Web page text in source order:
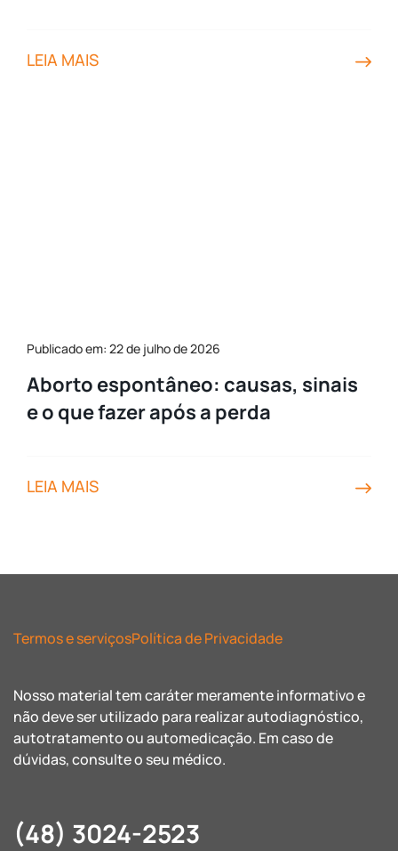
LEIA MAIS
Publicado em: 22 de julho de 2026
Aborto espontâneo: causas, sinais
e o que fazer após a perda
LEIA MAIS
Termos e serviçosPolítica de Privacidade
Nosso material tem caráter meramente informativo e
não deve ser utilizado para realizar autodiagnóstico,
autotratamento ou automedicação. Em caso de
dúvidas, consulte o seu médico.
(48) 3024-2523